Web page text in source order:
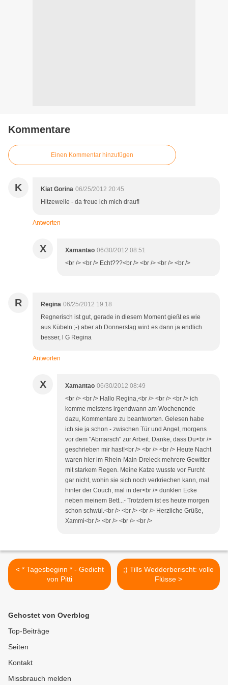
Kommentare
Einen Kommentar hinzufügen
K Kiat Gorina 06/25/2012 20:45
Hitzewelle - da freue ich mich drauf!
Antworten
X Xamantao 06/30/2012 08:51
<br /> <br /> Echt???<br /> <br /> <br /> <br />
R Regina 06/25/2012 19:18
Regnerisch ist gut, gerade in diesem Moment gießt es wie
aus Kübeln ;-) aber ab Donnerstag wird es dann ja endlich
besser, l G Regina
Antworten
X Xamantao 06/30/2012 08:49
<br /> <br /> Hallo Regina,<br /> <br /> <br /> ich
komme meistens irgendwann am Wochenende
dazu, Kommentare zu beantworten. Gelesen habe
ich sie ja schon - zwischen Tür und Angel, morgens
vor dem "Abmarsch" zur Arbeit. Danke, dass Du<br />
geschrieben mir hast!<br /> <br /> <br /> Heute Nacht
waren hier im Rhein-Main-Dreieck mehrere Gewitter
mit starkem Regen. Meine Katze wusste vor Furcht
gar nicht, wohin sie sich noch verkriechen kann, mal
hinter der Couch, mal in der<br /> dunklen Ecke
neben meinem Bett...- Trotzdem ist es heute morgen
schon schwül.<br /> <br /> <br /> Herzliche Grüße,
Xammi<br /> <br /> <br /> <br />
< * Tagesbeginn * - Gedicht
von Pitti
;) Tills Wedderberischt: volle
Flüsse >
Gehostet von Overblog
Top-Beiträge
Seiten
Kontakt
Missbrauch melden